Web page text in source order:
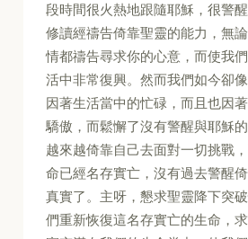
段時間很火熱地跟隨耶穌，很警
修讀經禱告倚靠聖靈的能力，無
情都禱告尋求你的心意，而使我
活中非常復興。然而我們如今卻
因著生活當中的忙碌，而且也因
驕傲，而鬆懈了沒有警醒與耶穌
越來越倚靠自己去面對一切挑戰
命已經名存實亡，沒有過去警醒
真實了。主呀，懇求聖靈降下突
們重新恢復這名存實亡的生命，